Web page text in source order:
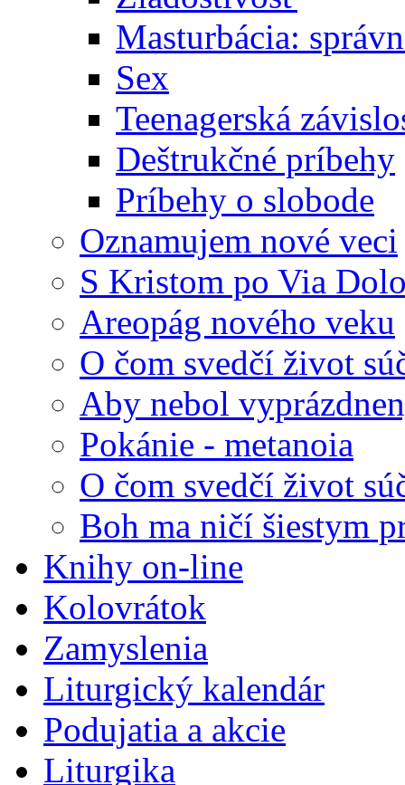
Masturbácia:
Sex
Teenagerská
Deštrukčné príbehy
Príbehy o slobode
Oznamujem nové veci
S Kristom po Via
Areopág nového veku
O čom svedčí život
Aby nebol
Pokánie - metanoia
O čom svedčí život
Boh ma ničí šiestym
Knihy on-line
Kolovrátok
Zamyslenia
Liturgický kalendár
Podujatia a akcie
Liturgika